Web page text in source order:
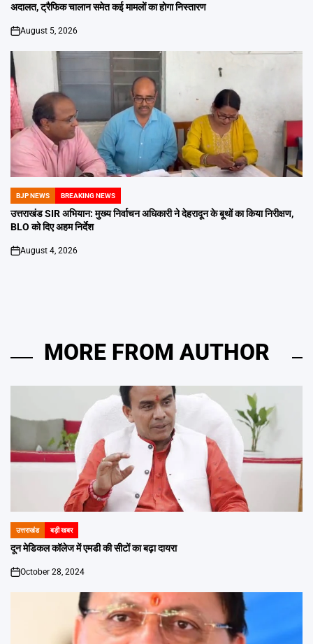
अदालत, ट्रैफिक चालान समेत कई मामलों का होगा निस्तारण
on
August 5, 2026
POSTED
IN
BJP NEWS BREAKING NEWS
उत्तराखंड SIR अभियान: मुख्य निर्वाचन अधिकारी ने देहरादून के बूथों का किया निरीक्षण,
BLO को दिए अहम निर्देश
on
August 4, 2026
MORE FROM AUTHOR
POSTED
IN
उत्तराखंड बड़ी खबर
दून मेडिकल कॉलेज में एमडी की सीटों का बढ़ा दायरा
on
October 28, 2024